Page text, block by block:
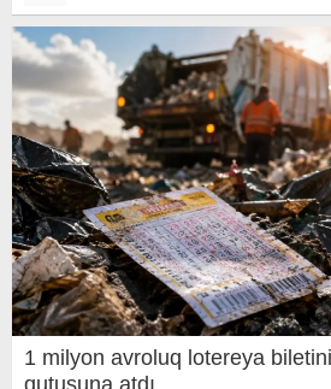
1 milyon avroluq lotereya
qutusuna atdı